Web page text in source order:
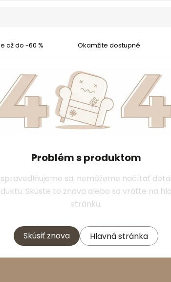
až do -60 % Okamžite dostupné
Problém s produktom
sa, nemôžeme načítať
Skúste to znova alebo sa vráťte na
stránku.
Skúsiť znova Hlavná stránka